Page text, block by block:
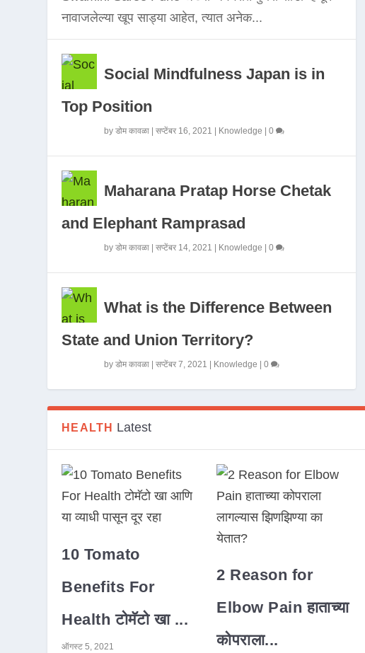
नावाजलेल्या खूप साड्या आहेत, त्यात अनेक...
Social Mindfulness Japan is in
Top Position
byडोम कावळा |सप्टेंबर 16, 2021 Knowledge |0
Maharana Pratap Horse Chetak
and Elephant Ramprasad
byडोम कावळा |सप्टेंबर 14, 2021 Knowledge |0
What is the Difference Between
State and Union Territory?
byडोम कावळा |सप्टेंबर 7, 2021 Knowledge |0
HEALTH Latest
10 Tomato
Benefits For
Health टोमॅटो खा ...
ऑगस्ट 5, 2021
2 Reason for
Elbow Pain हाताच्या
कोपराला...